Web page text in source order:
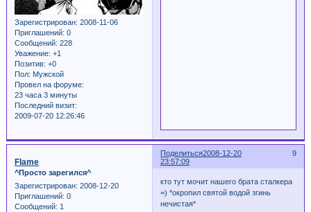
Зарегистрирован: 2008-11-06
Приглашений: 0
Сообщений: 228
Уважение: +1
Позитив: +0
Пол: Мужской
Провел на форуме:
23 часа 3 минуты
Последний визит:
2009-07-20 12:26:46
Поделиться 9
2008-12-20
23:57:09
Flame
^Просто зарегился^
Зарегистрирован: 2008-12-20
Приглашений: 0
Сообщений: 1
кто тут мочит нашего брата сталкера
=) *окропил святой водой згинь
нечистая*